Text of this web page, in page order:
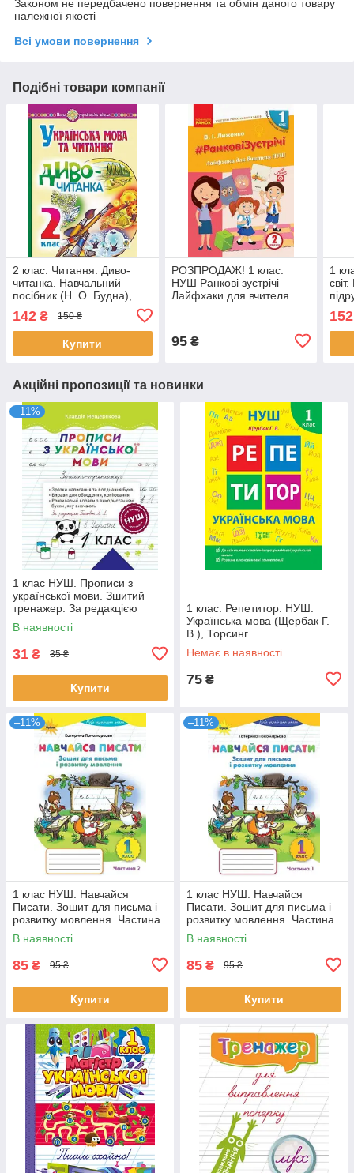
Законом не передбачено повернення та обмін даного товару
належної якості
Всі умови повернення
Подібні товари компанії
2 клас. Читання. Диво-
читанка. Навчальний
посібник (Н. О. Будна),
142 ₴ 150 ₴
Купити
РОЗПРОДАЖ! 1 клас.
НУШ Ранкові зустрічі
Лайфхаки для вчителя
95₴
1
152
Акційні пропозиції та новинки
–11%
1 клас НУШ. Прописи з
української мови. Зшитий
тренажер. За редакцією
Гайової Л. А. (Мещерякова
К.), Весна
В наявності
31 ₴ 35 ₴
Купити
1 клас. Репетитор. НУШ.
Українська мова (Щербак Г.
В.), Торсинг
Немає в наявності
75 ₴
–11%
1 клас НУШ. Навчайся
Писати. Зошит для письма і
розвитку мовлення. Частина
2. (Пономарьова К.І.), Оріон
В наявності
85 ₴ 95 ₴
Купити
–11%
1 клас НУШ. Навчайся
Писати. Зошит для письма і
розвитку мовлення. Частина
1. (Пономарьова К.І.), Оріон
В наявності
85 ₴ 95 ₴
Купити